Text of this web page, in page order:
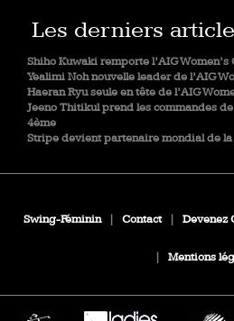
Les derniers
Shiho Kuwaki remporte l’AIG
Yealimi Noh nouvelle leader de l’AIG
Haeran Ryu seule en tête de l’AIG
Jeeno Thitikul prend les commandes de
4ème
Stripe devient partenaire mondial de
Swing-Féminin Contact Devenez
Mentions